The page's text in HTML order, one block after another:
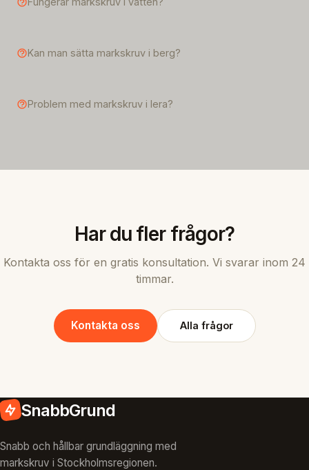
Kan man sätta markskruv i berg?
Problem med markskruv i lera?
Har du fler frågor?
Kontakta oss för en gratis konsultation. Vi svarar inom 24
timmar.
Kontakta oss Alla frågor
SnabbGrund
Snabb och hållbar grundläggning med
markskruv i Stockholmsregionen.